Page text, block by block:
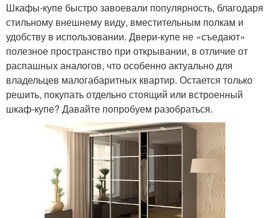
Шкафы-купе быстро завоевали популярность, благодаря
стильному внешнему виду, вместительным полкам и
удобству в использовании. Двери-купе не «съедают»
полезное пространство при открывании, в отличие от
распашных аналогов, что особенно актуально для
владельцев малогабаритных квартир. Остается только
решить, покупать отдельно стоящий или встроенный
шкаф-купе? Давайте попробуем разобраться.